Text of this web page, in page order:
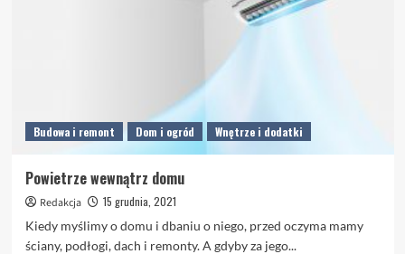
Budowa i remont Dom i ogród Wnętrze i dodatki
Powietrze wewnątrz domu
Redakcja
15 grudnia, 2021
Kiedy myślimy o domu i dbaniu o niego, przed oczyma mamy
ściany, podłogi, dach i remonty. A gdyby za jego...